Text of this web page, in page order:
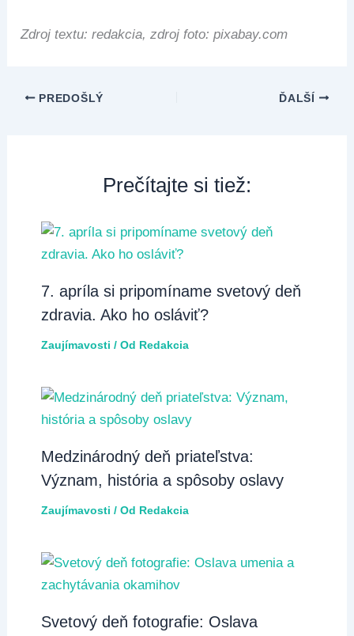
Zdroj textu: redakcia, zdroj foto: pixabay.com
PREDOŠLÝ ĎALŠÍ
Prečítajte si tiež:
7. apríla si pripomíname svetový deň
zdravia. Ako ho osláviť?
Zaujímavosti / Od Redakcia
Medzinárodný deň priateľstva:
Význam, história a spôsoby oslavy
Zaujímavosti / Od Redakcia
Svetový deň fotografie: Oslava